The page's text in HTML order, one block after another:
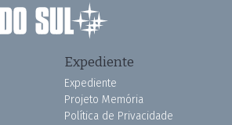
Expediente
Expediente
Projeto Memória
Política de Privacidade